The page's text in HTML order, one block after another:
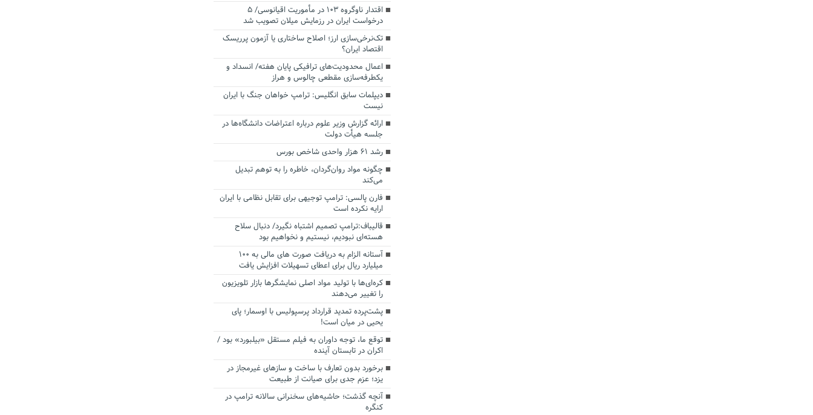
اقتدار ناوگروه ۱۰۳ در مأموریت‌ اقیانوسی/ ۵
درخواست ایران در رزمایش میلان تصویب شد
تک‌نرخی‌سازی ارز؛ اصلاح ساختاری یا آزمون پرریسک
اقتصاد ایران؟
اعمال محدودیت‌های ترافیکی پایان هفته/ انسداد و
یکطرفه‌سازی مقطعی چالوس و هراز
دیپلمات سابق انگلیس:‌ ترامپ خواهان جنگ با ایران
نیست
ارائه گزارش وزیر علوم درباره اعتراضات دانشگاه‌ها در
جلسه هیأت دولت
رشد ۶۱ هزار واحدی شاخص بورس
چگونه مواد روان‌گردان، خاطره را به توهم تبدیل
می‌کند
فارن پالسی: ترامپ توجیهی برای تقابل نظامی با ایران
ارایه نکرده است
قالیباف:ترامپ تصمیم اشتباه نگیرد/ دنبال سلاح
هسته‌ای نبودیم، نیستیم و نخواهیم بود
آستانه الزام به دریافت صورت های مالی به ۱۰۰
میلیارد ریال برای اعطای تسهیلات افزایش یافت
کره‌ای‌ها با تولید مواد اصلی نمایشگرها بازار تلویزیون
را تغییر می‌دهند
پشت‌پرده تمدید قرارداد پرسپولیس با اوسمار؛ پای
یحیی در میان است!
توقع ما، توجه داوران به فیلم مستقل «بیلبورد» بود /
اکران در تابستان آینده
برخورد بدون تعارف با ساخت‌ و سازهای غیرمجاز در
یزد؛ عزم جدی برای صیانت از طبیعت
آنچه گذشت؛ حاشیه‌های سخنرانی سالانه ترامپ در
کنگره